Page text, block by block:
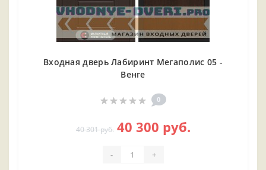
Входная дверь Лабиринт Мегаполис 05 -
Венге
0
40 301 руб. 40 300 руб.
- +